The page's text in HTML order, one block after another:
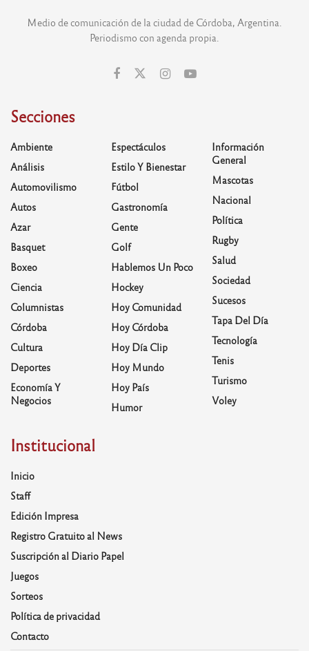
Medio de comunicación de la ciudad de Córdoba, Argentina.
Periodismo con agenda propia.
Secciones
Ambiente
Análisis
Automovilismo
Autos
Azar
Basquet
Boxeo
Ciencia
Columnistas
Córdoba
Cultura
Deportes
Economía Y
Negocios
Espectáculos
Estilo Y Bienestar
Fútbol
Gastronomía
Gente
Golf
Hablemos Un Poco
Hockey
Hoy Comunidad
Hoy Córdoba
Hoy Día Clip
Hoy Mundo
Hoy País
Humor
Información
General
Mascotas
Nacional
Política
Rugby
Salud
Sociedad
Sucesos
Tapa Del Día
Tecnología
Tenis
Turismo
Voley
Institucional
Inicio
Staff
Edición Impresa
Registro Gratuito al News
Suscripción al Diario Papel
Juegos
Sorteos
Política de privacidad
Contacto